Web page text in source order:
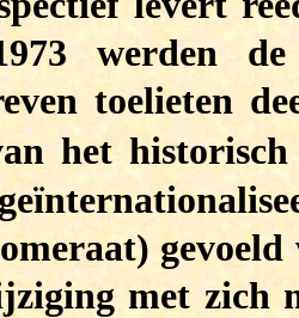
werden de
toelieten
het
met zich